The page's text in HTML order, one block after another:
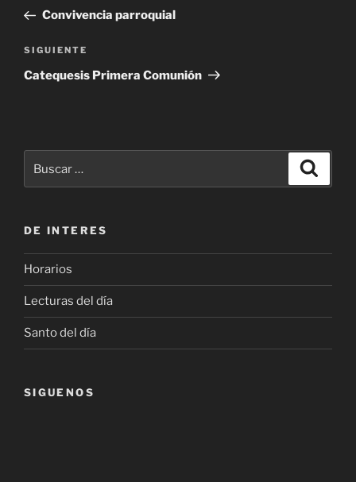
entradas
anterior:
Convivencia parroquial
Siguiente
entrada
SIGUIENTE
Catequesis Primera Comunión
por:
DE INTERES
Horarios
Lecturas del día
Santo del día
SIGUENOS